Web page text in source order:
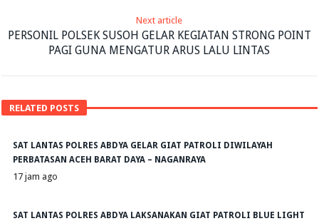
Next article
PERSONIL POLSEK SUSOH GELAR KEGIATAN STRONG POINT
PAGI GUNA MENGATUR ARUS LALU LINTAS
RELATED POSTS
SAT LANTAS POLRES ABDYA GELAR GIAT PATROLI DIWILAYAH
PERBATASAN ACEH BARAT DAYA – NAGANRAYA
17 jam ago
SAT LANTAS POLRES ABDYA LAKSANAKAN GIAT PATROLI BLUE LIGHT